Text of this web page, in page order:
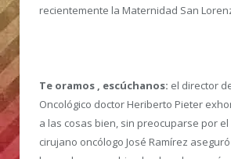
recientemente la Maternidad San
Te oramos , escúchanos: el director
Oncológico doctor Heriberto Pieter
a las cosas bien, sin preocuparse por el
cirujano oncólogo José Ramírez